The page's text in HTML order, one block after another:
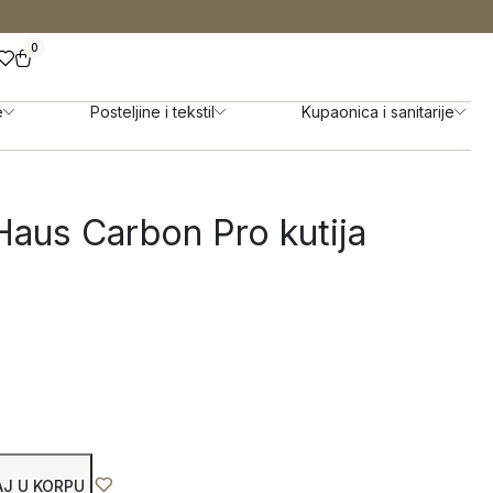
0
Posteljine i tekstil Kupaonica i sanitarije
Carbon Pro kutija
U KORPU